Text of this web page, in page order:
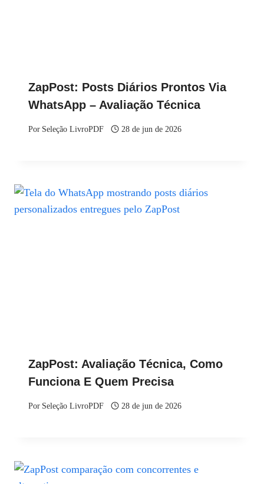
ZapPost: Posts Diários Prontos Via
WhatsApp – Avaliação Técnica
Por Seleção LivroPDF 28 de jun de 2026
ZapPost: Avaliação Técnica, Como
Funciona E Quem Precisa
Por Seleção LivroPDF 28 de jun de 2026